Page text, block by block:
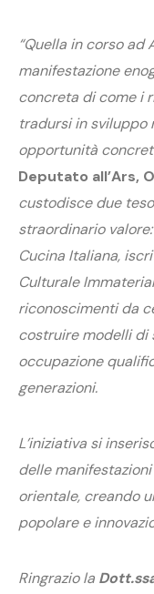
“Quella in corso ad
manifestazione
concreta di come i
tradursi in sviluppo
opportunità
Deputato all’Ars,
custodisce due
straordinario
Cucina Italiana,
Culturale
riconoscimenti da
costruire modelli di
occupazione
generazioni.
L’iniziativa si
delle
orientale, creando
popolare e
Ringrazio la